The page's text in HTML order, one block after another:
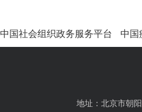
中国社会组织政务服务平台 中国
地址：北京市朝